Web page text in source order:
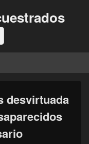
desvirtuada